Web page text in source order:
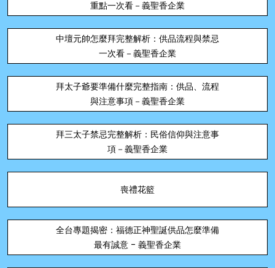
重點一次看－義聖香企業
中壇元帥怎麼拜完整解析：供品流程與禁忌
一次看－義聖香企業
拜太子爺要準備什麼完整指南：供品、流程
與注意事項－義聖香企業
拜三太子禁忌完整解析：民俗信仰與注意事
項－義聖香企業
喪禮花籃
全台專題揭密：福德正神聖誕供品怎麼準備
最有誠意 - 義聖香企業